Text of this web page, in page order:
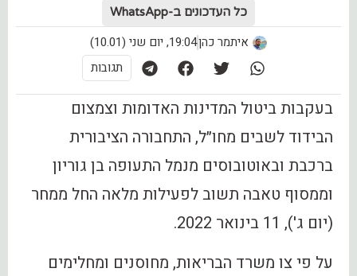
כל העדכונים ב-WhatsApp
איתמר כהן19:04, יום שני (10.01)
תגובות
בעקבות ביטול המדינות האדומות וצמצום
הבידוד לשבים מחו״ל, התחבורה הציבורית
ברכבת ובאוטובוסים מנמל התעופה בן גוריון
וממסוף טאבה תשוב לפעילות מלאה החל ממחר
(יום ג'), 11 בינואר 2022.
על פי צו משרד הבריאות, מחוסנים ומחלימים